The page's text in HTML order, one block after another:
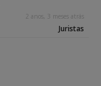
2 anos, 3 meses atrás
Juristas